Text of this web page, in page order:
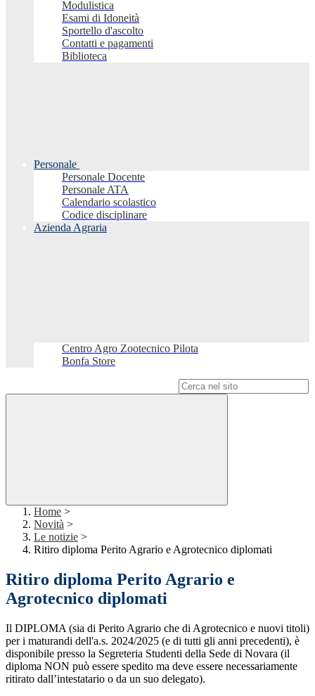
Modulistica
Esami di Idoneità
Sportello d'ascolto
Contatti e pagamenti
Biblioteca
Personale
Personale Docente
Personale ATA
Calendario scolastico
Codice disciplinare
Azienda Agraria
Centro Agro Zootecnico Pilota
Bonfa Store
Home >
Novità >
Le notizie >
Ritiro diploma Perito Agrario e Agrotecnico diplomati
Ritiro diploma Perito Agrario e
Agrotecnico diplomati
Il DIPLOMA (sia di Perito Agrario che di Agrotecnico e nuovi titoli)
per i maturandi dell'a.s. 2024/2025 (e di tutti gli anni precedenti), è
disponibile presso la Segreteria Studenti della Sede di Novara (il
diploma NON può essere spedito ma deve essere necessariamente
ritirato dall’intestatario o da un suo delegato).